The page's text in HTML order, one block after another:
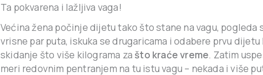
Ta pokvarena i lažljiva vaga!
Većina žena počinje dijetu tako što stane na vagu, pogleda
vrisne par puta, iskuka se drugaricama i odabere prvu dijetu
skidanje što više kilograma za što kraće vreme. Zatim
meri redovnim pentranjem na tu istu vagu – nekada i više